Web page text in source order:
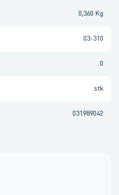
0,360 Kg
03-310
0
stk
031989042